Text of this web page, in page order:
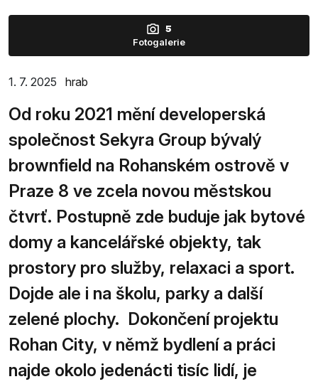
5
Fotogalerie
1. 7. 2025 hrab
Od roku 2021 mění developerská
společnost Sekyra Group bývalý
brownfield na Rohanském ostrově v
Praze 8 ve zcela novou městskou
čtvrť. Postupně zde buduje jak bytové
domy a kancelářské objekty, tak
prostory pro služby, relaxaci a sport.
Dojde ale i na školu, parky a další
zelené plochy. Dokončení projektu
Rohan City, v němž bydlení a práci
najde okolo jedenácti tisíc lidí, je